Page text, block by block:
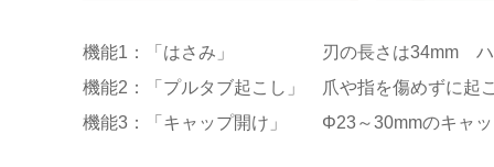
機能1：「はさみ」 刃の長さは34mm ハサ
機能2：「プルタブ起こし」 爪や指を傷めずに起
機能3：「キャップ開け」 Φ23～30mmのキャッ